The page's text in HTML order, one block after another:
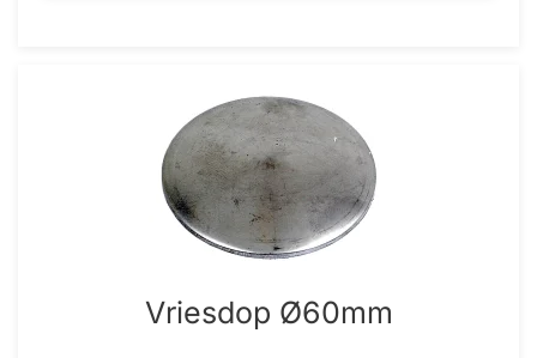
Vriesdop Ø60mm